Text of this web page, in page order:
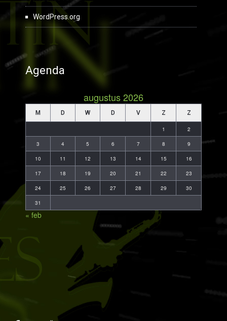
WordPress.org
Agenda
augustus 2026
M D W D V Z Z
1 2
3 4 5 6 7 8 9
10 11 12 13 14 15 16
17 18 19 20 21 22 23
24 25 26 27 28 29 30
31
« feb